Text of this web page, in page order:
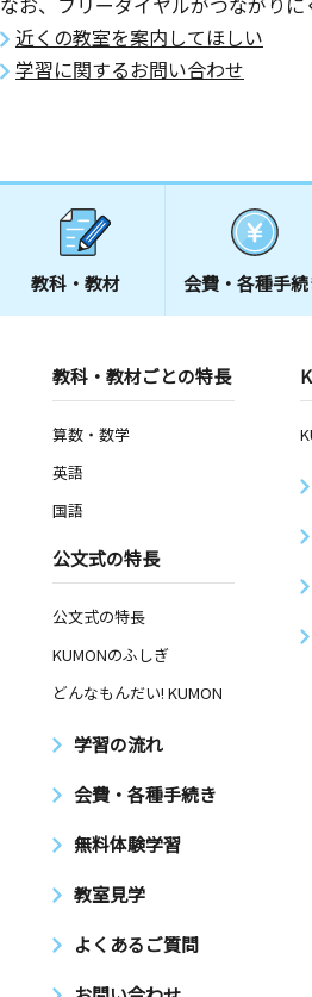
近くの教室を案内してほしい
学習に関するお問い合わせ
教科・教材 会費・ 各種手続
教科・教材ごとの特長
算数・数学
英語
国語
公文式の特長
公文式の特長
KUMONのふしぎ
どんなもんだい! KUMON
学習の流れ
会費・各種手続き
無料体験学習
教室見学
よくあるご質問